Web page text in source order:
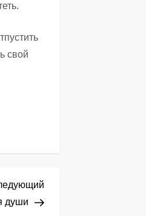
свой
Следующая
запись
души